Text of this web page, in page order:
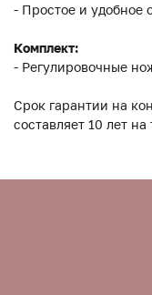
- Простое и удобное
Комплект:
- Регулировочные
Срок гарантии на
составляет 10 лет